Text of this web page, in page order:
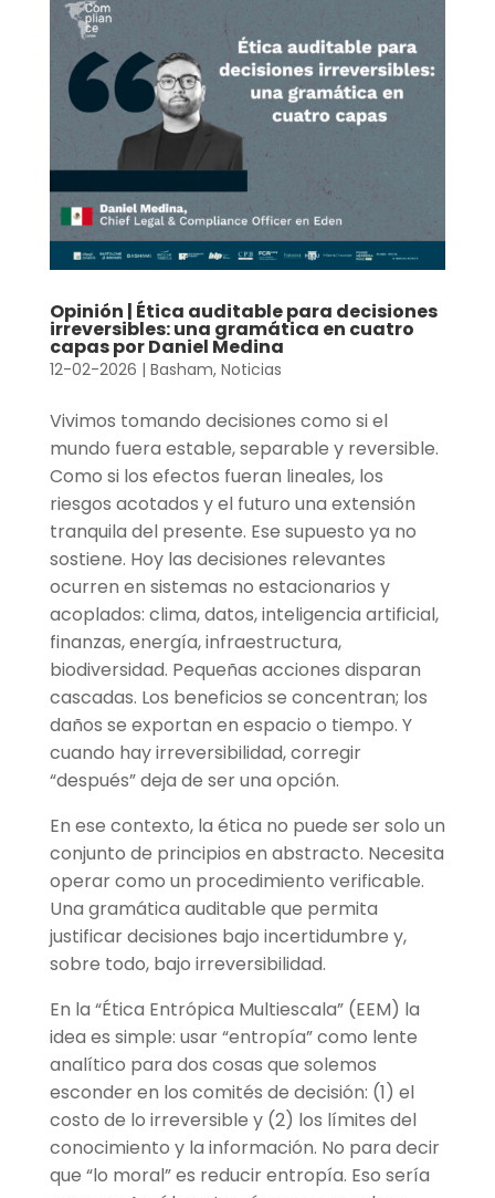
Opinión | Ética auditable para decisiones
irreversibles: una gramática en cuatro
capas por Daniel Medina
12-02-2026 | Basham, Noticias
Vivimos tomando decisiones como si el
mundo fuera estable, separable y reversible.
Como si los efectos fueran lineales, los
riesgos acotados y el futuro una extensión
tranquila del presente. Ese supuesto ya no
sostiene. Hoy las decisiones relevantes
ocurren en sistemas no estacionarios y
acoplados: clima, datos, inteligencia artificial,
finanzas, energía, infraestructura,
biodiversidad. Pequeñas acciones disparan
cascadas. Los beneficios se concentran; los
daños se exportan en espacio o tiempo. Y
cuando hay irreversibilidad, corregir
“después” deja de ser una opción.
En ese contexto, la ética no puede ser solo un
conjunto de principios en abstracto. Necesita
operar como un procedimiento verificable.
Una gramática auditable que permita
justificar decisiones bajo incertidumbre y,
sobre todo, bajo irreversibilidad.
En la “Ética Entrópica Multiescala” (EEM) la
idea es simple: usar “entropía” como lente
analítico para dos cosas que solemos
esconder en los comités de decisión: (1) el
costo de lo irreversible y (2) los límites del
conocimiento y la información. No para decir
que “lo moral” es reducir entropía. Eso sería